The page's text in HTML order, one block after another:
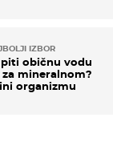
IZBOR
piti običnu vodu
za mineralnom?
organizmu